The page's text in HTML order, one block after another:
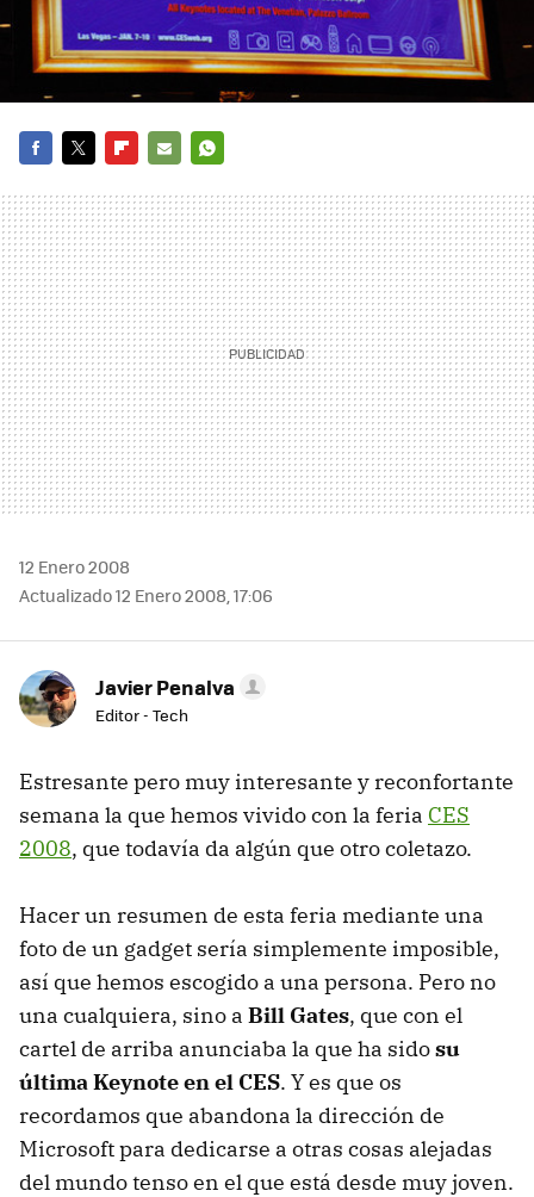
MAIL
12 Enero 2008
Actualizado 12 Enero 2008, 17:06
Javier Penalva
Editor - Tech
Estresante pero muy interesante y reconfortante
semana la que hemos vivido con la feria CES
2008, que todavía da algún que otro coletazo.
Hacer un resumen de esta feria mediante una
foto de un gadget sería simplemente imposible,
así que hemos escogido a una persona. Pero no
una cualquiera, sino a Bill Gates, que con el
cartel de arriba anunciaba la que ha sidosu
última Keynote en el CES. Y es que os
recordamos que abandona la dirección de
Microsoft para dedicarse a otras cosas alejadas
del mundo tenso en el que está desde muy joven.